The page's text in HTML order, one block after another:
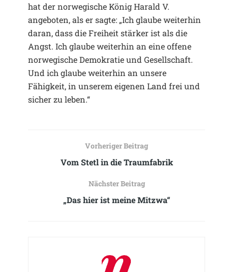
hat der norwegische König Harald V.
angeboten, als er sagte: „Ich glaube weiterhin
daran, dass die Freiheit stärker ist als die
Angst. Ich glaube weiterhin an eine offene
norwegische Demokratie und Gesellschaft.
Und ich glaube weiterhin an unsere
Fähigkeit, in unserem eigenen Land frei und
sicher zu leben.“
Vorheriger Beitrag
Vom Stetl in die Traumfabrik
Nächster Beitrag
„Das hier ist meine Mitzwa“